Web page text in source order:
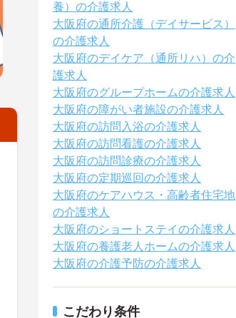
養）の介護求人
大阪府の通所介護（デイサービス）
の介護求人
大阪府のデイケア（通所リハ）の介
護求人
大阪府のグループホームの介護求人
大阪府の障がい者施設の介護求人
大阪府の訪問入浴の介護求人
大阪府の訪問看護の介護求人
大阪府の訪問診療の介護求人
大阪府の定期巡回の介護求人
大阪府のケアハウス・高齢者住宅地
の介護求人
大阪府のショートステイの介護求人
大阪府の養護老人ホームの介護求人
大阪府の介護予防の介護求人
こだわり条件